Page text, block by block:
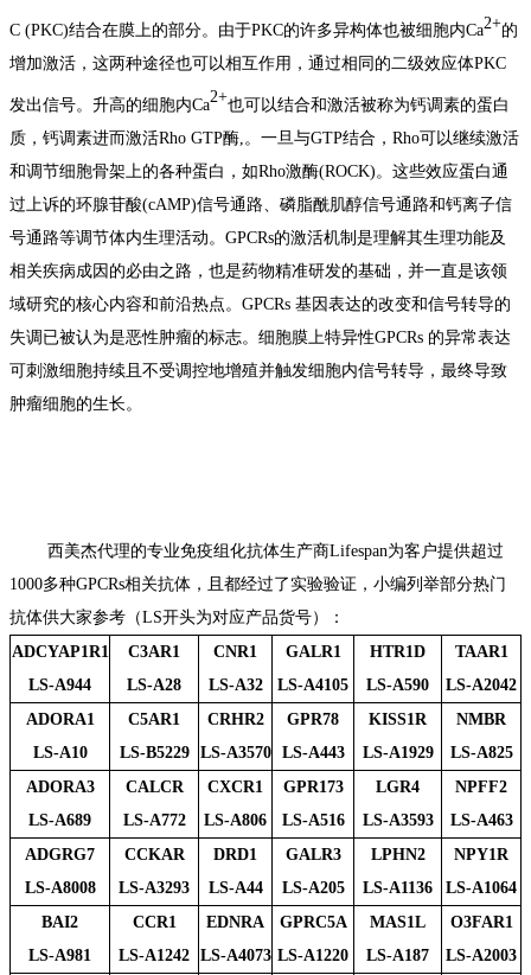
C (PKC)结合在膜上的部分。由于PKC的许多异构体也被细胞内Ca2+的
增加激活，这两种途径也可以相互作用，通过相同的二级效应体PKC
发出信号。升高的细胞内Ca2+也可以结合和激活被称为钙调素的蛋白
质，钙调素进而激活Rho GTP酶,。一旦与GTP结合，Rho可以继续激活
和调节细胞骨架 上的各种蛋白，如Rho激酶(ROCK)。这些效应蛋白通
过 上诉的环腺苷酸(cAMP)信号通路、磷脂酰肌醇信号通路和钙离子信
号通路等调节体内生理活动。GPCRs的激活机制是理解其生理功能及
相关疾病成因的必由之路，也是药物精准研发的基础，并一直是该领
域研究的核心内容和前沿热点。GPCRs 基因表达的改变和信号转导的
失调已被认为是恶性肿瘤的标志。 细胞膜上特异性GPCRs 的异常表达
可刺激细胞持续且不受调控地增殖并触发细胞内信号转导，最终导致
肿瘤细胞的生长 。
西美杰代理的专业免疫组化抗体生产商Lifespan为客户提供超过
1000多种GPCRs相关抗体，且都经过了实验验证，小编列举部分热门
抗体供大家参考（LS开头为对应产品货号）：
ADCYAP1R1
LS-A944
C3AR1
LS-A28
CNR1
LS-A32
GALR1
LS-A4105
HTR1D
LS-A590
TAAR1
LS-A2042
ADORA1
LS-A10
C5AR1
LS-B5229
CRHR2
LS-A3570
GPR78
LS-A443
KISS1R
LS-A1929
NMBR
LS-A825
ADORA3
LS-A689
CALCR
LS-A772
CXCR1
LS-A806
GPR173
LS-A516
LGR4
LS-A3593
NPFF2
LS-A463
ADGRG7
LS-A8008
CCKAR
LS-A3293
DRD1
LS-A44
GALR3
LS-A205
LPHN2
LS-A1136
NPY1R
LS-A1064
BAI2
LS-A981
CCR1
LS-A1242
EDNRA
LS-A4073
GPRC5A
LS-A1220
MAS1L
LS-A187
O3FAR1
LS-A2003